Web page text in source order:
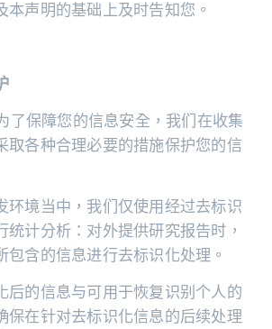
本声明的基础上及时告知您。
了保障您的信息安全，我们在收集
取各种合理必要的措施保护您的信
环境当中，我们仅使用经过去标识
统计分析：对外提供研究报告时，
包含的信息进行去标识化处理。
后的信息与可用于恢复识别个人的
保在针对去标识化信息的后续处理